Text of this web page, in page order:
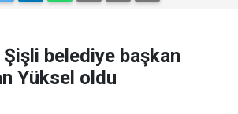
belediye başkan
Yüksel oldu